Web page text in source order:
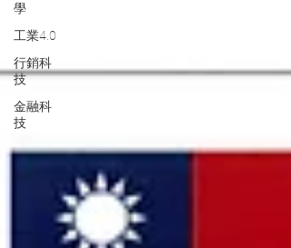
學
工業4.0
行銷科
技
金融科
技